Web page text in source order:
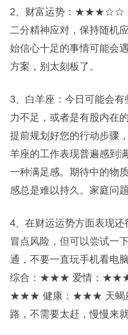
2、财富运势：★★★☆☆
二分精神应对，保持随机
始信心十足的事情可能会
方案，别太刻板了。
3、白羊座：今日可能会
力不足，或者是有股内在
提前规划好您的行动步骤
羊座的工作表现普遍感到
一种满足感。期待中的物
感总是难以持久。家庭问
4、在财运运势方面表现
冒点风险，但可以尝试一
通，不要一直玩手机看电
综合：★★★ 爱情：
★★★ 健康：★★★ 天蝎座
路，不需要太赶，慢慢来就